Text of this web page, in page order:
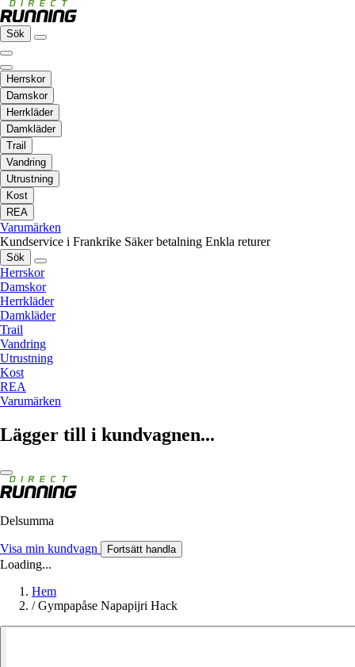
Sök
Herrskor
Damskor
Herrkläder
Damkläder
Trail
Vandring
Utrustning
Kost
REA
Varumärken
Kundservice i Frankrike Säker betalning Enkla returer
Sök
Herrskor
Damskor
Herrkläder
Damkläder
Trail
Vandring
Utrustning
Kost
REA
Varumärken
Lägger till i kundvagnen...
Delsumma
Visa min kundvagn Fortsätt handla
Loading...
Hem
/ Gympapåse Napapijri Hack